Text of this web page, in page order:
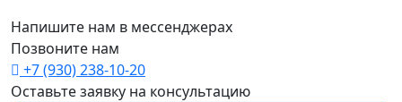
Напишите нам в мессенджерах
Позвоните нам
+7 (930) 238-10-20
Оставьте заявку на консультацию